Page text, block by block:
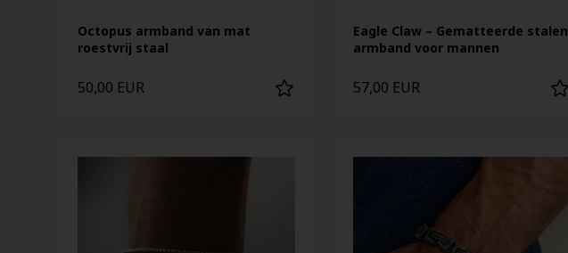
Octopus armband van mat
roestvrij staal
50,00 EUR
Eagle Claw – Gematteerde stalen
armband voor mannen
57,00 EUR